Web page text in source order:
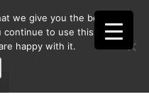
contingut
we give you the best
to use this site we
happy with it.